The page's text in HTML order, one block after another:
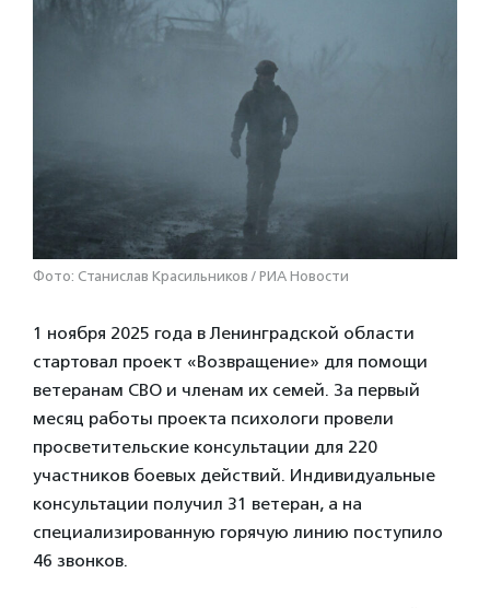
Фото: Станислав Красильников / РИА Новости
1 ноября 2025 года в Ленинградской области
стартовал проект «Возвращение» для помощи
ветеранам СВО и членам их семей. За первый
месяц работы проекта психологи провели
просветительские консультации для 220
участников боевых действий. Индивидуальные
консультации получил 31 ветеран, а на
специализированную горячую линию поступило
46 звонков.